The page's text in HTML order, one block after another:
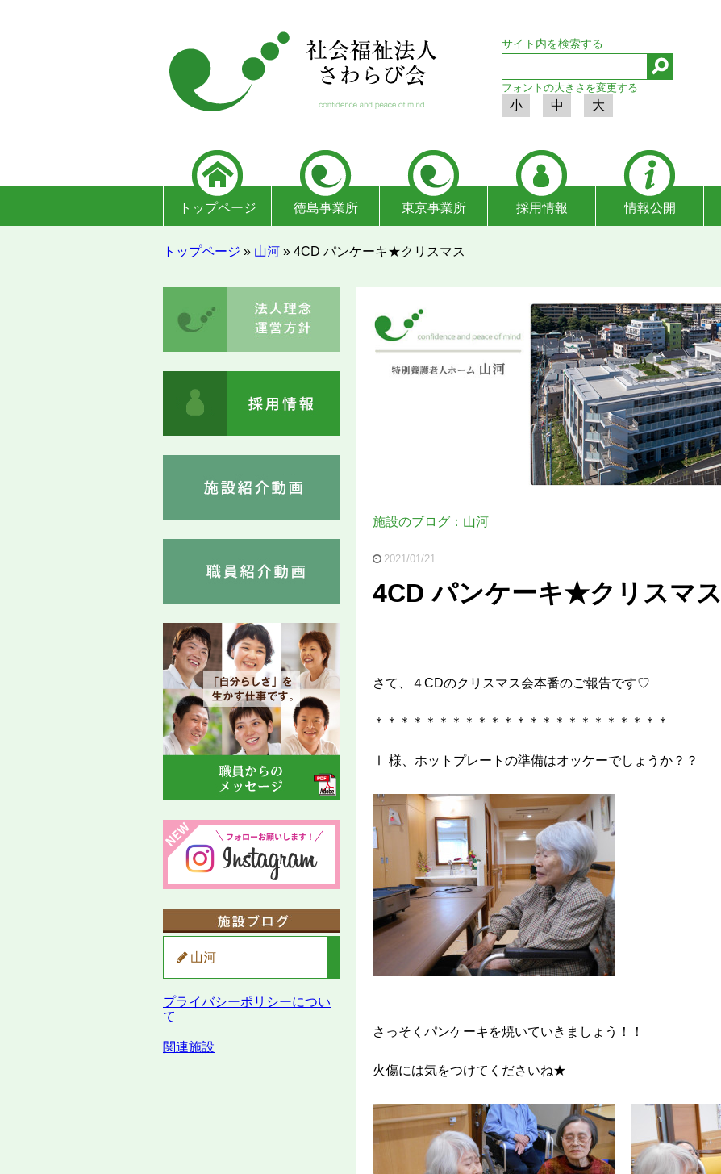
サイト内を検索する
フォントの大きさを変更する
小 中 大
トップページ 徳島事業所 東京事業所 採用情報 情報公開
トップページ » 山河 » 4CD パンケーキ★クリスマス
施設のブログ：山河
2021/01/21
4CD パンケーキ★クリスマス
さて、４CDのクリスマス会本番のご報告です♡
＊＊＊＊＊＊＊＊＊＊＊＊＊＊＊＊＊＊＊＊＊＊＊
Ⅰ 様、ホットプレートの準備はオッケーでしょうか？？
さっそくパンケーキを焼いていきましょう！！
火傷には気をつけてくださいね★
山河
プライバシーポリシーについ
て
関連施設